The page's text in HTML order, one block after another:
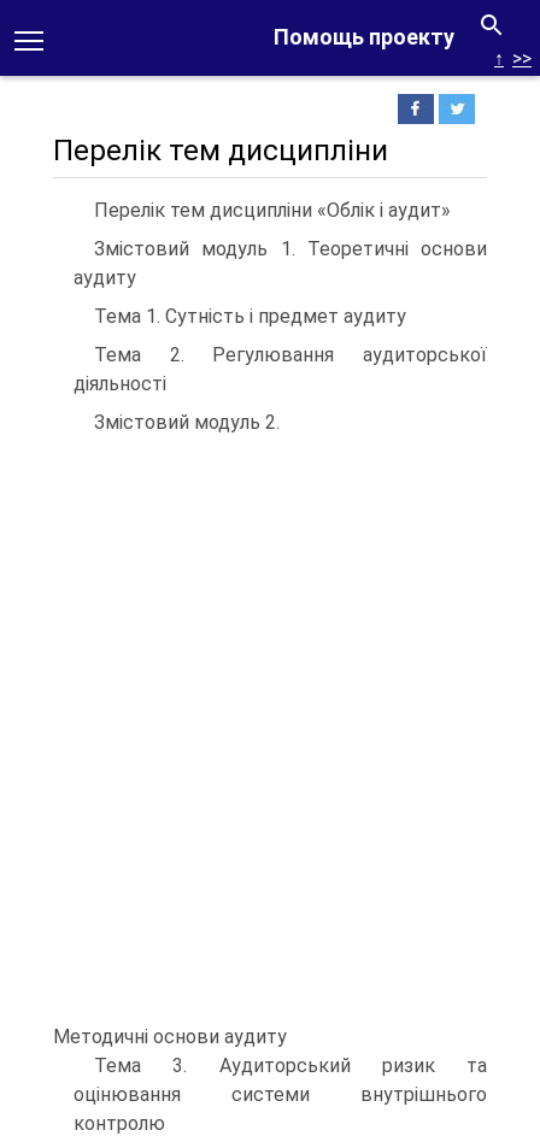
Помощь проекту
↑ >>
Перелік тем дисципліни
Перелік тем дисципліни «Облік і аудит»
Змістовий модуль 1. Теоретичні основи
аудиту
Тема 1. Сутність і предмет аудиту
Тема 2. Регулювання аудиторської
діяльності
Змістовий модуль 2.
Методичні основи аудиту
Тема 3. Аудиторський ризик та
оцінювання системи внутрішнього
контролю